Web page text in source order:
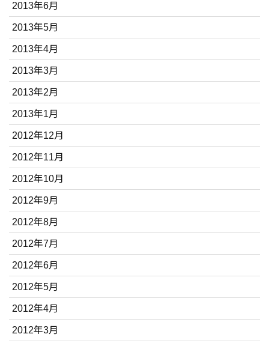
2013年6月
2013年5月
2013年4月
2013年3月
2013年2月
2013年1月
2012年12月
2012年11月
2012年10月
2012年9月
2012年8月
2012年7月
2012年6月
2012年5月
2012年4月
2012年3月